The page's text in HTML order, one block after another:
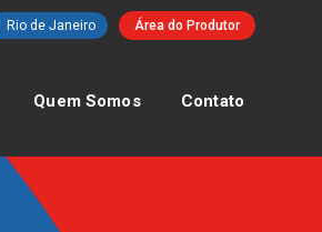
Rio de Janeiro Área do Produtor
Quem Somos Contato